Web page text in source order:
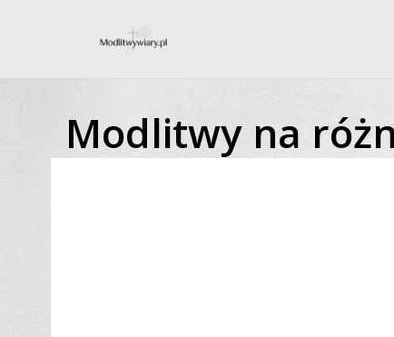
Modlitwy na